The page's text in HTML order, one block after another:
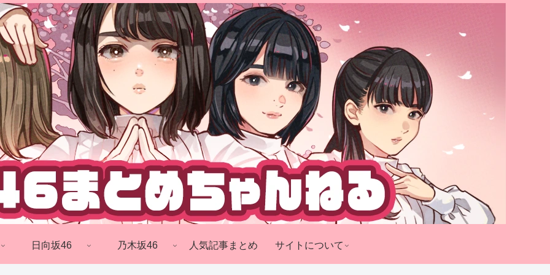
日向坂46 乃木坂46 人気記事まとめ サイトについて